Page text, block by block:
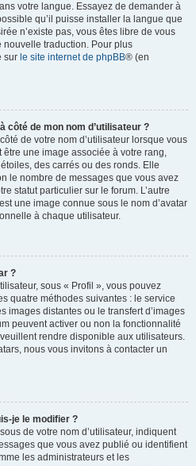
votre langue. Essayez de demander à
qu’il puisse installer la langue que
n’existe pas, vous êtes libre de vous
traduction. Pour plus
sur le site internet de phpBB® (en
côté de mon nom d’utilisateur ?
de votre nom d’utilisateur lorsque vous
être une image associée à votre rang,
des carrés ou des ronds. Elle
le nombre de messages que vous avez
statut particulier sur le forum. L’autre
une image connue sous le nom d’avatar
à chaque utilisateur.
?
sous « Profil », vous pouvez
quatre méthodes suivantes : le service
images distantes ou le transfert d’images
peuvent activer ou non la fonctionnalité
rendre disponible aux utilisateurs.
nous vous invitons à contacter un
je le modifier ?
de votre nom d’utilisateur, indiquent
que vous avez publié ou identifient
les administrateurs et les